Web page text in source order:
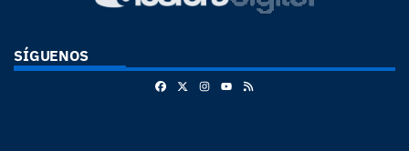
SÍGUENOS
FacebookInstagram